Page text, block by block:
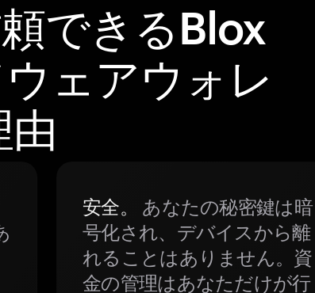
できるBlox
ェアウォレ
由
安全。
あなたの秘密鍵は暗
号化され、デバイスから離
れることはありません。資
金の管理はあなただけが行